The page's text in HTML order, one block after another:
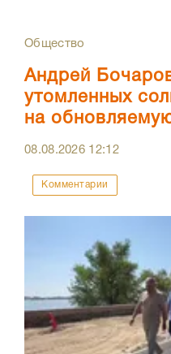
Общество
Андрей
утомленных
на
08.08.2026 12:12
Комментарии